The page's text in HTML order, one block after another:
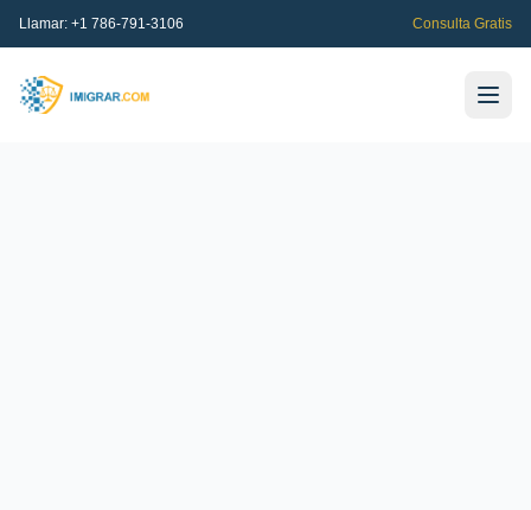
Llamar: +1 786-791-3106 Consulta Gratis